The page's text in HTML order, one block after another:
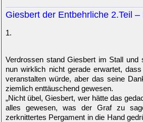
Giesbert der Entbehrliche 2.Teil
1.
Verdrossen stand Giesbert im Stall
nun wirklich nicht gerade erwartet,
veranstalten würde, aber das seine
ziemlich enttäuschend gewesen.
„Nicht übel, Giesbert, wer hätte das
alles gewesen, was der Graf zu
zerknittertes Pergament in die Hand